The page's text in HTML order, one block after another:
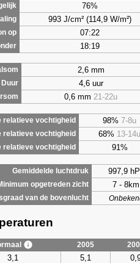
76%
993 J/cm² (114,9 W/m²)
op 07:22
18:19
2,6 mm
Duur 4,6 uur
0,6 mm 21-22u
relatieve vochtigheid 98% 7-8u
relatieve vochtigheid 68% 13-14u
relatieve vochtigheid 91%
Gemiddelde luchtdruk 997,9
opgetreden zicht 7 - 8km
van de bovenlucht
2005
3,1 5,1